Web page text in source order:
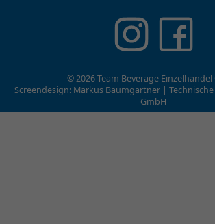
© 2026 Team Beverage Einzelhandel
Screendesign: Markus Baumgartner |
GmbH